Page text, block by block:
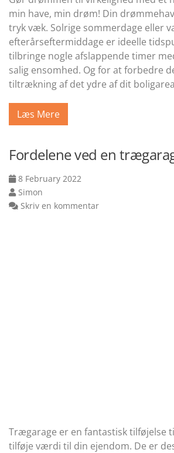
min have, min drøm! Din
tryk væk. Solrige sommerdage eller
efterårseftermiddage er ideelle
tilbringe nogle afslappende timer
salig ensomhed. Og for at forbedre
tiltrækning af det ydre af dit
Læs Mere
Fordelene ved en
8 February 2022
Simon
Skriv en kommentar
Trægarage er en fantastisk tilføjelse
tilføje værdi til din ejendom. De er